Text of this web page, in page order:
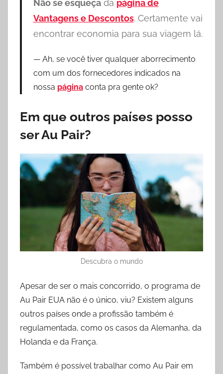
Não se esqueçada página de
Vantagens e Descontos. Certamente vai
encontrar economia para sua viagem lá.
Ah, se você tiver qualquer aborrecimento
com um dos fornecedores indicados na
nossa páginaconta pra gente ok?
Em que outros países posso
ser Au Pair?
Descubra o mundo
Apesar de ser o mais concorrido, o programa de
Au Pair EUA não é o único, viu? Existem alguns
outros países onde a profissão também é
regulamentada, como os casos da Alemanha, da
Holanda e da França.
Também é possível trabalhar como Au Pair em